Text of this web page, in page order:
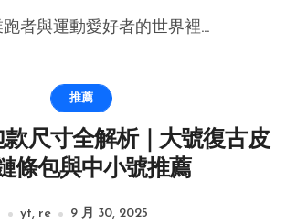
跑者與運動愛好者的世界裡...
推薦
尺寸全解析｜大號復古皮
條包與中小號推薦
yt, re 9 月 30, 2025